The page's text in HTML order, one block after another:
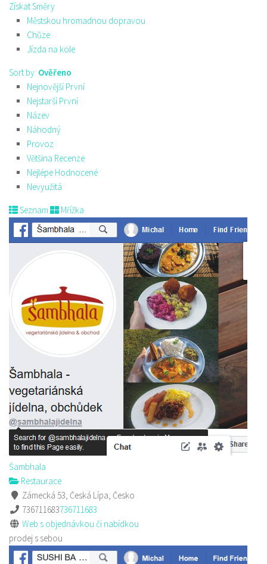
Získat Směry
Městskou hromadnou dopravou
Chůze
Jízda na kole
Sort by: Ověřeno
Nejnovější První
Nejstarší První
Název
Náhodný
Provoz
Většina Recenze
Nejlépe Hodnocené
Nevyužitá
Seznam Mřížka
Šambhala
Restaurace
Zámecká 53, Česká Lípa, Česko
736711683736711683
Web s objednávkou či nabídkou
prodej s sebou